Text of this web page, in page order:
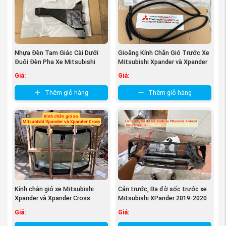
Hiện tại với sản phẩm Nắp che Móc cứu hộ xe
Mitsubishi Xpander và Xpander Cross 2022-
2025đang được Phụ tùng mitsubishi An Việt
phân phối với giá bán lẻ cực kỳ ưu đãi. Để có giá
tốt nhất, quý khách hàng vui lòng
hotline 0963603466 hoặc 0913800218để được
nhân viên tư vấn.
Nhựa Đèn Tam Giác Cài Dưới
Đuôi Đèn Pha Xe Mitsubishi
Giá:
Thêm giỏ hàng
Gioăng Kính Chắn Gió Trước Xe
Mitsubishi Xpander và Xpander
Giá:
Thêm giỏ hàng
Kính chắn gió xe Mitsubishi
Xpander và Xpander Cross
Giá:
Cản trước, Ba đờ sốc trước xe
Mitsubishi XPander 2019-2020
Giá: